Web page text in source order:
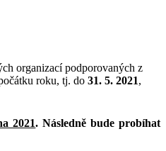
organizací podporovaných z
roku, tj. do 31. 5. 2021,
2021. Následně bude probíhat